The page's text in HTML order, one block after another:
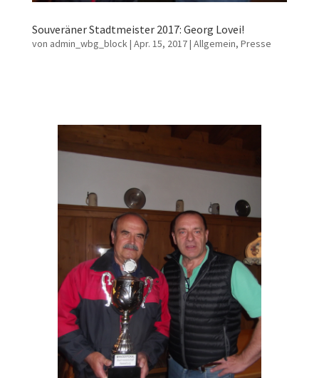
Souveräner Stadtmeister 2017: Georg Lovei!
von admin_wbg_block| Apr. 15, 2017| Allgemein, Presse